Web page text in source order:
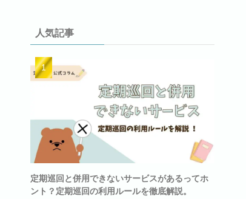
人気記事
定期巡回と併用できないサービスがあるってホ
ント？定期巡回の利用ルールを徹底解説。